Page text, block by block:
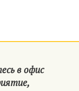
в офис